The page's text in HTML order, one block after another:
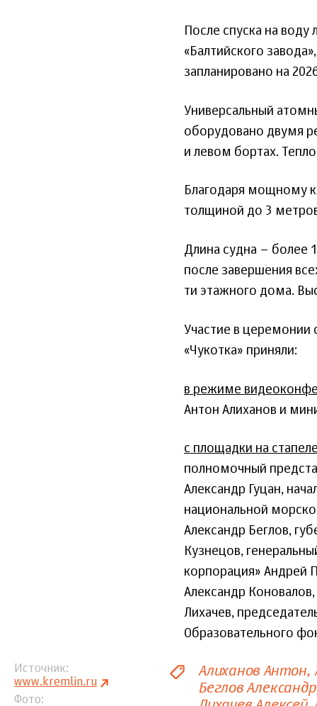
После спуска на
«Балтийского
запланировано на
Универсальный
оборудовано двумя
и левом бортах.
Благодаря мощному
толщиной до 3
Длина судна – более
после завершения
ти этажного дома.
Участие в церемонии
«Чукотка» приняли:
в режиме
Антон Алиханов и
с площадки на
полномочный
Александр Гуцан,
национальной
Александр Беглов,
Кузнецов,
корпорация» Андрей
Александр
Лихачев,
Образовательного
Источник
www.kremlin.ru
Фото
Алиханов Антон
Беглов Александр